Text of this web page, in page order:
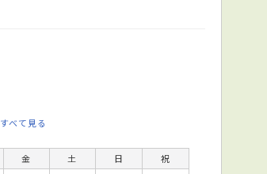
すべて見る
金 土 日
祝